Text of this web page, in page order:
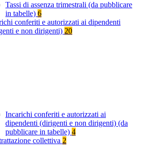
Tassi di assenza trimestrali (da pubblicare
in tabelle) 6
conferiti e autorizzati ai dipendenti
e non dirigenti) 20
Incarichi conferiti e autorizzati ai
dipendenti (dirigenti e non dirigenti) (da
pubblicare in tabelle) 4
collettiva 2